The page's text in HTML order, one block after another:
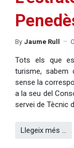
By Jaume Rull
Tots els que
turisme,
sense la
a la seu del
servei de Tècnic
Llegeix més …